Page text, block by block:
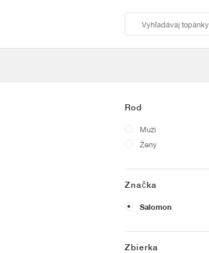
Rod
Muži
Ženy
Značka
Salomon
Zbierka